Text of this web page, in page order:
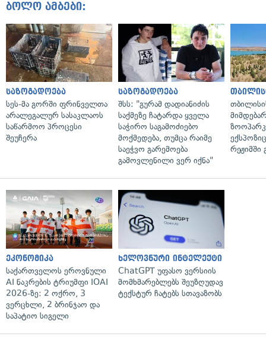
ბოლო ამბები:
საზოგადოება
სეს-მა გორში ფრინველთა
არალეგალურ სასაკლაოს
საწარმოო პროცესი
შეუჩერა
საზოგადოება
შსს: "გურამ დადიანიძის
საქმეზე ჩატარდა ყველა
საჭირო საგამოძიებო
მოქმედება, თუმცა რაიმე
საეჭვო გარემოება
გამოვლენილი ვერ იქნა"
რეჟიმში
ეკონომიკა
საქართველოს ეროვნული
AI ნაკრების ტრიუმფი IOAI
2026-ზე: 2 ოქრო, 3
ვერცხლი, 2 ბრინჯაო და
საპატიო სიგელი
ხელოვნური ინტელექტი
ChatGPT უფასო ვერსიის
მომხმარებლებს შეუზღუდავ
ტექსტურ ჩატებს სთავაზობს